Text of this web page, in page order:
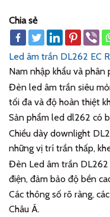
Chia sẻ
Led âm trần DL262 EC
Nam nhập khẩu và phân
Đèn led âm trần siêu
tối đa và độ hoàn thiệt
Sản phẩm led dl262 có
Chiều dày downlight
những vị trí trần thấp,
Đèn Led âm trần
điện, đảm bảo độ bền
Các thông số rõ ràng,
Châu Á.